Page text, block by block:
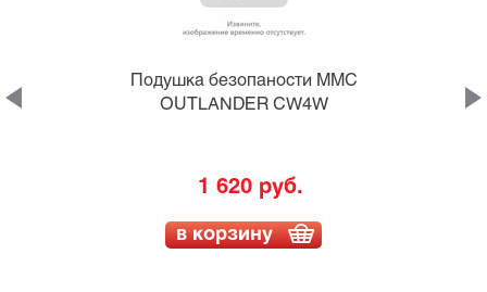
Подушка безопаности MMC
OUTLANDER CW4W
1 620 руб.
в корзину